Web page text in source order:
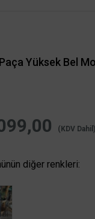
Yüksek Bel
(KDV Dahil)
diğer renkleri: